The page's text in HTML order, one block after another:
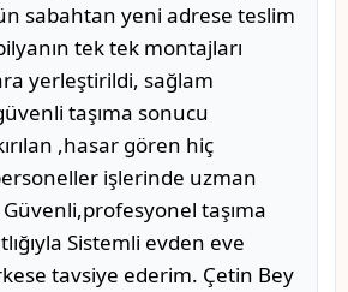
sabahtan yeni adrese teslim
tek tek montajları
yerleştirildi, sağlam
taşıma sonucu
,hasar gören hiç
işlerinde uzman
Güvenli,profesyonel taşıma
Sistemli evden eve
tavsiye ederim. Çetin Bey